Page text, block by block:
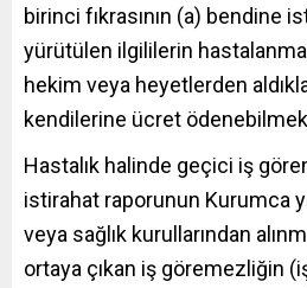
birinci fıkrasının (a) bendine
yürütülen ilgililerin
hekim veya heyetlerden
kendilerine ücret
Hastalık halinde geçici iş
istirahat raporunun Kurumca
veya sağlık kurullarından
ortaya çıkan iş göremezliğin